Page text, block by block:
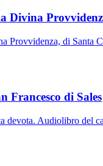
Divina
Provvidenza, di Santa
Francesco di Sales
devota. Audiolibro del